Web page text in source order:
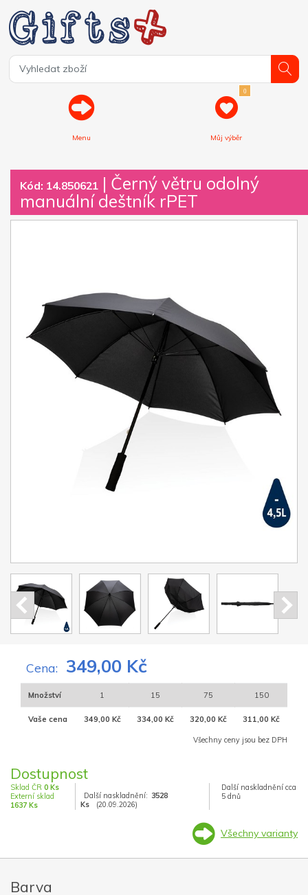
Menu
0
Můj výběr
Kód: 14.850621 | Černý větru odolný
manuální deštník rPET
Cena: 349,00 Kč
Množství 1 15 75 150
Vaše cena 349,00 Kč 334,00 Kč 320,00 Kč 311,00 Kč
Všechny ceny jsou bez DPH
Dostupnost
Sklad ČR 0 Ks
Externí sklad
1637 Ks
Další naskladnění: 3528
Ks
(20.09.2026)
Další naskladnění cca
5 dnů
Všechny varianty
Barva